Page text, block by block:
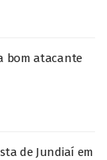
bom atacante
de Jundiaí em